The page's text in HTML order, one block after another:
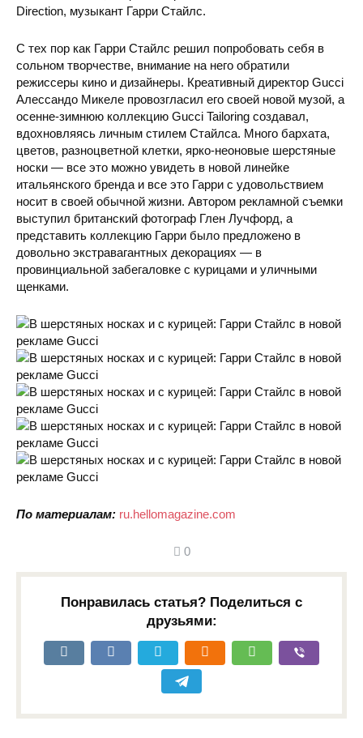
Direction, музыкант Гарри Стайлс.
С тех пор как Гарри Стайлс решил попробовать себя в
сольном творчестве, внимание на него обратили
режиссеры кино и дизайнеры. Креативный директор Gucci
Алессандо Микеле провозгласил его своей новой музой, а
осенне-зимнюю коллекцию Gucci Tailoring создавал,
вдохновляясь личным стилем Стайлса. Много бархата,
цветов, разноцветной клетки, ярко-неоновые шерстяные
носки — все это можно увидеть в новой линейке
итальянского бренда и все это Гарри с удовольствием
носит в своей обычной жизни. Автором рекламной съемки
выступил британский фотограф Глен Лучфорд, а
представить коллекцию Гарри было предложено в
довольно экстравагантных декорациях — в
провинциальной забегаловке с курицами и уличными
щенками.
По материалам: ru.hellomagazine.com
0
Понравилась статья? Поделиться с
друзьями: